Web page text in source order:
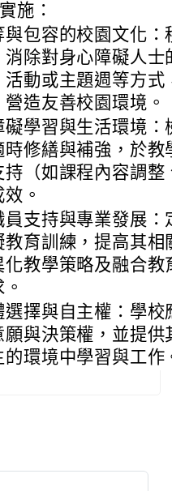
施：
與包容的校園文化
消除對身心障礙人
活動或主題週等方
造友善校園環境。
礙學習與生活環境
時修繕與補強，於
持（如課程內容調
。
員支持與專業發展
教育訓練，提高其
化教學策略及融合
選擇與自主權：學
願與決策權，並提
的環境中學習與工作